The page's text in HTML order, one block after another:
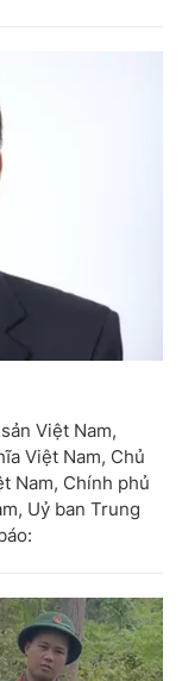
Việt Nam,
Việt Nam, Chủ
Nam, Chính phủ
Uỷ ban Trung